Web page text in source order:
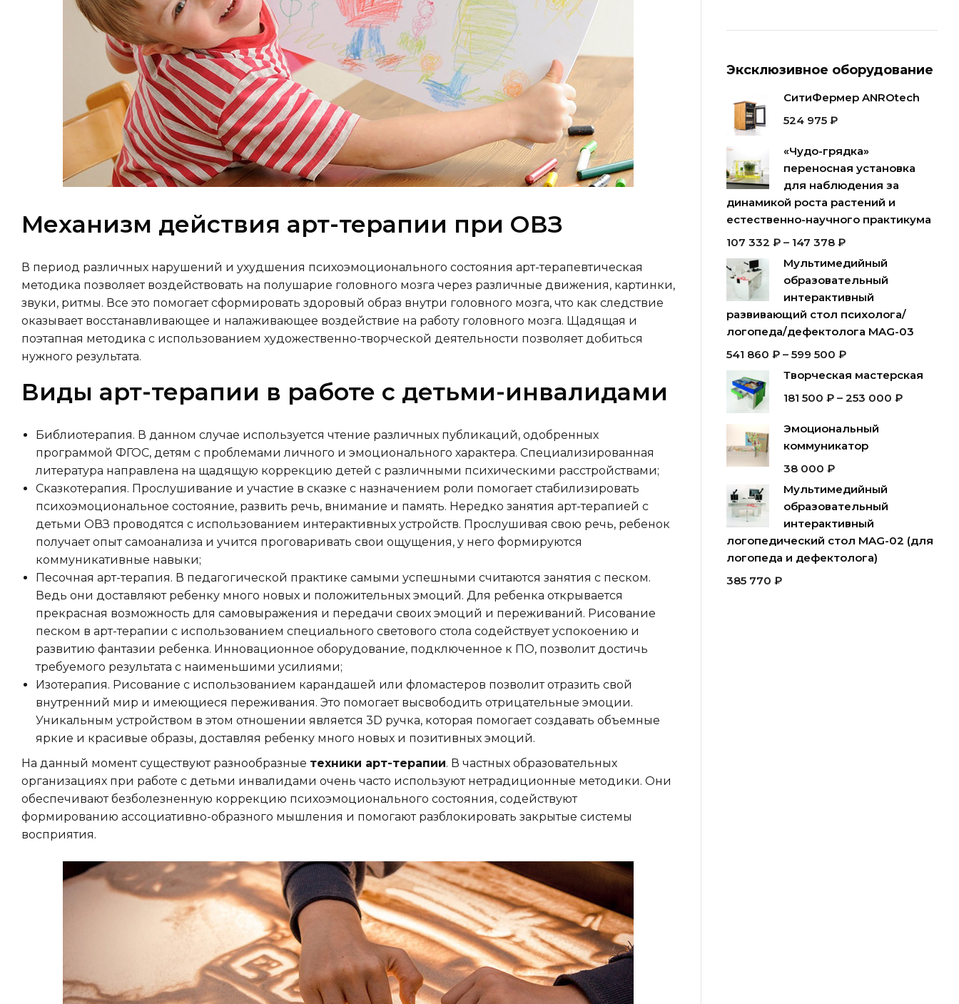
Механизм действия арт-терапии при ОВЗ
В период различных нарушений и ухудшения психоэмоционального состояния арт-терапевтическая
методика позволяет воздействовать на полушарие головного мозга через различные движения, картинки,
звуки, ритмы. Все это помогает сформировать здоровый образ внутри головного мозга, что как следствие
оказывает восстанавливающее и налаживающее воздействие на работу головного мозга. Щадящая и
поэтапная методика с использованием художественно-творческой деятельности позволяет добиться
нужного результата.
Виды арт-терапии в работе с детьми-инвалидами
Библиотерапия. В данном случае используется чтение различных публикаций, одобренных
программой ФГОС, детям с проблемами личного и эмоционального характера. Специализированная
литература направлена на щадящую коррекцию детей с различными психическими расстройствами;
Сказкотерапия. Прослушивание и участие в сказке с назначением роли помогает стабилизировать
психоэмоциональное состояние, развить речь, внимание и память. Нередко занятия арт-терапией с
детьми ОВЗ проводятся с использованием интерактивных устройств. Прослушивая свою речь, ребенок
получает опыт самоанализа и учится проговаривать свои ощущения, у него формируются
коммуникативные навыки;
Песочная арт-терапия. В педагогической практике самыми успешными считаются занятия с песком.
Ведь они доставляют ребенку много новых и положительных эмоций. Для ребенка открывается
прекрасная возможность для самовыражения и передачи своих эмоций и переживаний. Рисование
песком в арт-терапии с использованием специального светового стола содействует успокоению и
развитию фантазии ребенка. Инновационное оборудование, подключенное к ПО, позволит достичь
требуемого результата с наименьшими усилиями;
Изотерапия. Рисование с использованием карандашей или фломастеров позволит отразить свой
внутренний мир и имеющиеся переживания. Это помогает высвободить отрицательные эмоции.
Уникальным устройством в этом отношении является 3D ручка, которая помогает создавать объемные
яркие и красивые образы, доставляя ребенку много новых и позитивных эмоций.
На данный момент существуют разнообразные техники арт-терапии. В частных образовательных
организациях при работе с детьми инвалидами очень часто используют нетрадиционные методики. Они
обеспечивают безболезненную коррекцию психоэмоционального состояния, содействуют
формированию ассоциативно-образного мышления и помогают разблокировать закрытые системы
восприятия.
Эксклюзивное оборудование
СитиФермер ANROtech
524 975 ₽
«Чудо-грядка»
переносная установка
для наблюдения за
динамикой роста растений и
естественно-научного практикума
107 332 ₽– 147 378 ₽
Мультимедийный
образовательный
интерактивный
развивающий стол психолога/
логопеда/дефектолога MAG-03
541 860 ₽– 599 500 ₽
Творческая мастерская
181 500 ₽– 253 000 ₽
Эмоциональный
коммуникатор
38 000 ₽
Мультимедийный
образовательный
интерактивный
логопедический стол MAG-02 (для
логопеда и дефектолога)
385 770 ₽